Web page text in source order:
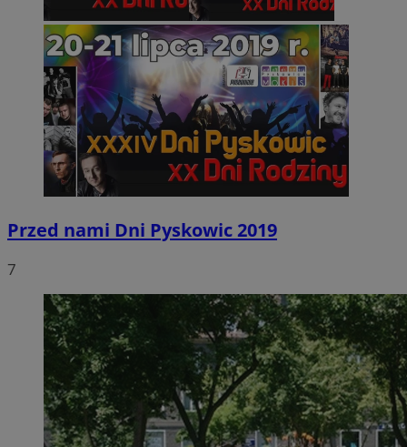
Przed nami Dni Pyskowic 2019
7